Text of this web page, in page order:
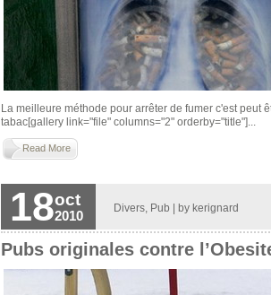
La meilleure méthode pour arrêter de fumer c'est peut
tabac[gallery link="file" columns="2" orderby="title"]...
Read More
18oct
2010
Divers, Pub | by kerignard
Pubs originales contre